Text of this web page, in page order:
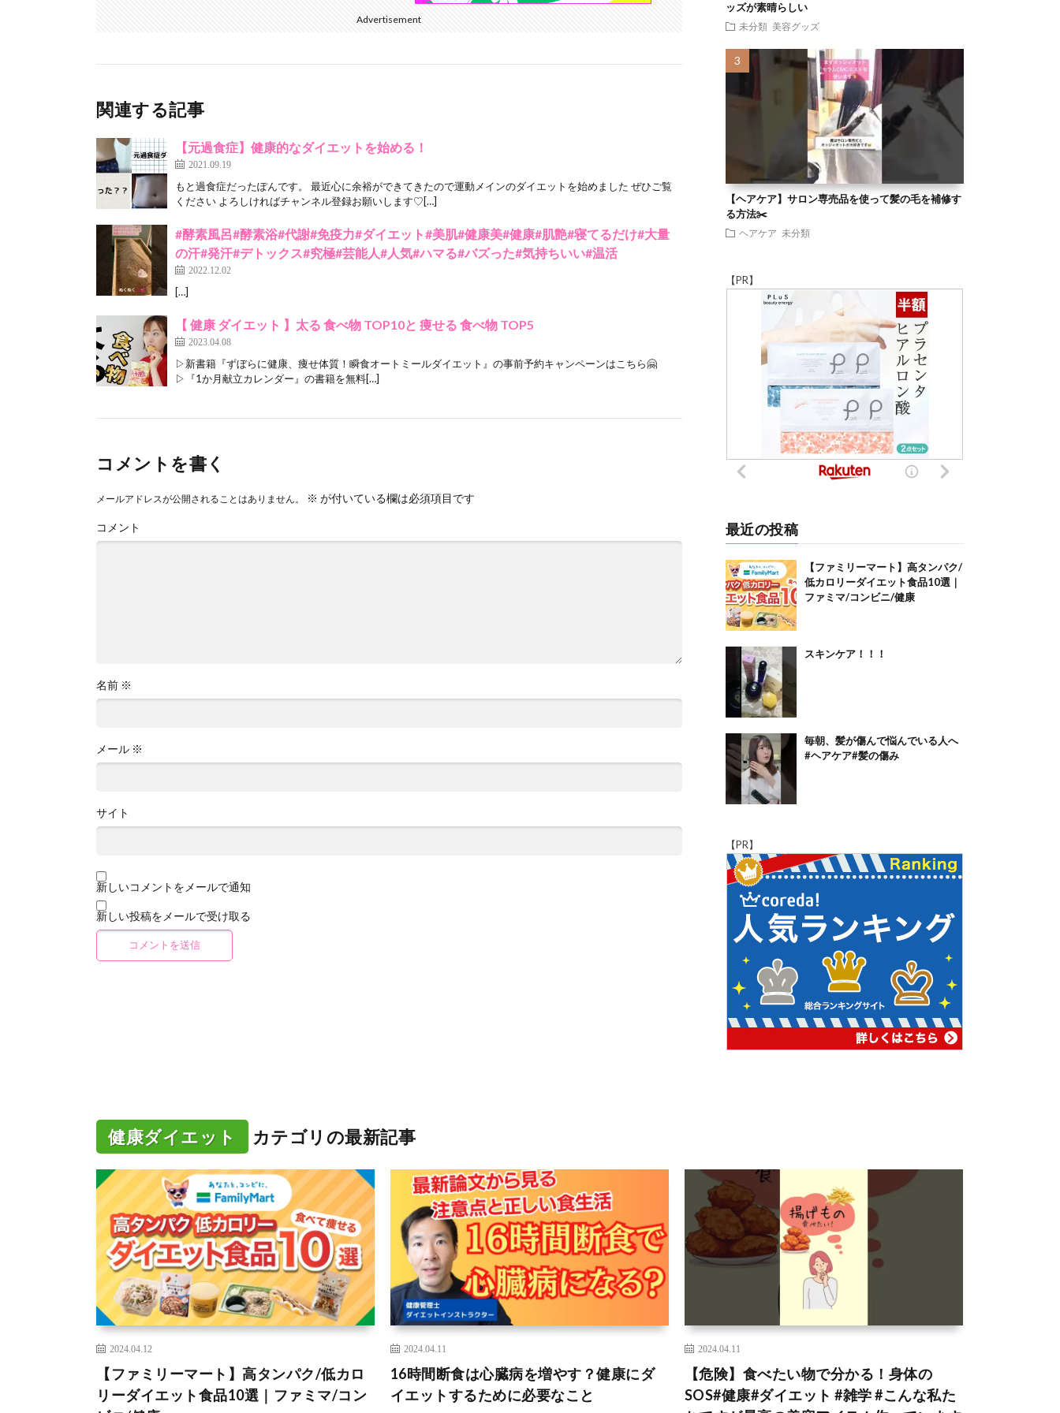
Advertisement
関連する記事
【元過食症】健康的なダイエットを始める！
2021.09.19
もと過食症だったぽんです。 最近心に余裕ができてきたので運動メインのダイエットを始めました ぜひご覧
ください よろしければチャンネル登録お願いします♡[…]
#酵素風呂#酵素浴#代謝#免疫力#ダイエット#美肌#健康美#健康#肌艶#寝てるだけ#大量
の汗#発汗#デトックス#究極#芸能人#人気#ハマる#バズった#気持ちいい#温活
2022.12.02
[…]
【 健康 ダイエット 】太る 食べ物 TOP10と 痩せる 食べ物 TOP5
2023.04.08
▷新書籍『ずぼらに健康、痩せ体質！瞬食オートミールダイエット』の事前予約キャンペーンはこちら🤗
▷『1か月献立カレンダー』の書籍を無料[…]
コメントを書く
メールアドレスが公開されることはありません。 ※ が付いている欄は必須項目です
コメント
名前 ※
メール ※
サイト
新しいコメントをメールで通知
新しい投稿をメールで受け取る
ッズが素晴らしい
未分類 美容グッズ
【ヘアケア】サロン専売品を使って髪の毛を補修す
る方法✂️
ヘアケア 未分類
【PR】
最近の投稿
【ファミリーマート】高タンパク/
低カロリーダイエット食品10選｜
ファミマ/コンビニ/健康
スキンケア！！！
毎朝、髪が傷んで悩んでいる人へ
#ヘアケア#髪の傷み
【PR】
健康ダイエット カテゴリの最新記事
2024.04.12
【ファミリーマート】高タンパク/低カロ
リーダイエット食品10選｜ファミマ/コン
2024.04.11
16時間断食は心臓病を増やす？健康にダ
イエットするために必要なこと
2024.04.11
【危険】食べたい物で分かる！身体の
SOS#健康#ダイエット #雑学 #こんな私た